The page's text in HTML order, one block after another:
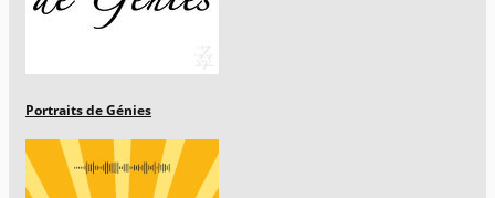
Portraits de Génies